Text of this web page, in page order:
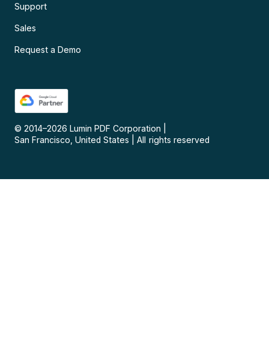
Support
Sales
Request a Demo
© 2014–2026 Lumin PDF Corporation
San Francisco, United States
All rights reserved